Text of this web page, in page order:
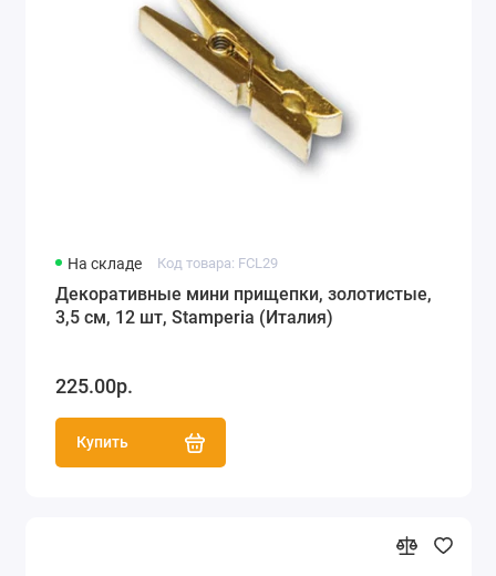
На складе Код товара: FCL29
Декоративные мини прищепки, золотистые,
3,5 см, 12 шт, Stamperia (Италия)
225.00р.
Купить